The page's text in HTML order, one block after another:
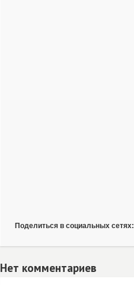
Поделиться в социальных сетях:
Нет комментариев